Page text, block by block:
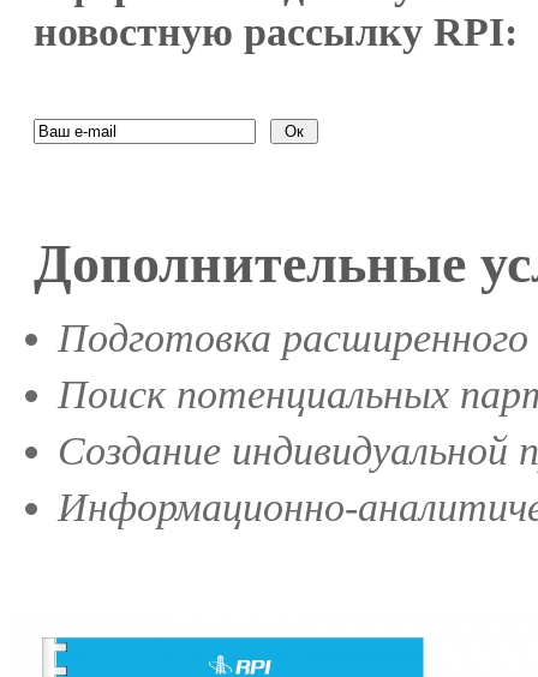
новостную рассылку RPI:
Дополнительные
Подготовка
Поиск потенциальных
Создание индивидуальной
Информационно-